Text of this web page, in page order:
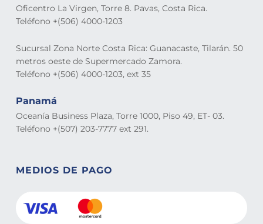
Oficentro La Virgen, Torre 8. Pavas, Costa Rica.
Teléfono +(506) 4000-1203
Sucursal Zona Norte Costa Rica: Guanacaste, Tilarán. 50
metros oeste de Supermercado Zamora.
Teléfono +(506) 4000-1203, ext 35
Panamá
Oceanía Business Plaza, Torre 1000, Piso 49, ET- 03.
Teléfono +(507) 203-7777 ext 291.
MEDIOS DE PAGO